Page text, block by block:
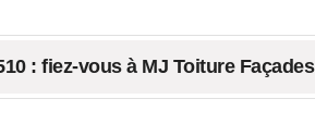
: fiez-vous à MJ Toiture Façades